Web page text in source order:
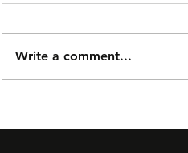
STARSHIP 2026
Write a comment...